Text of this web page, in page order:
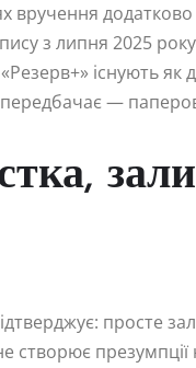
додатково
з липня 2025
існують
передбачає —
просте
створює